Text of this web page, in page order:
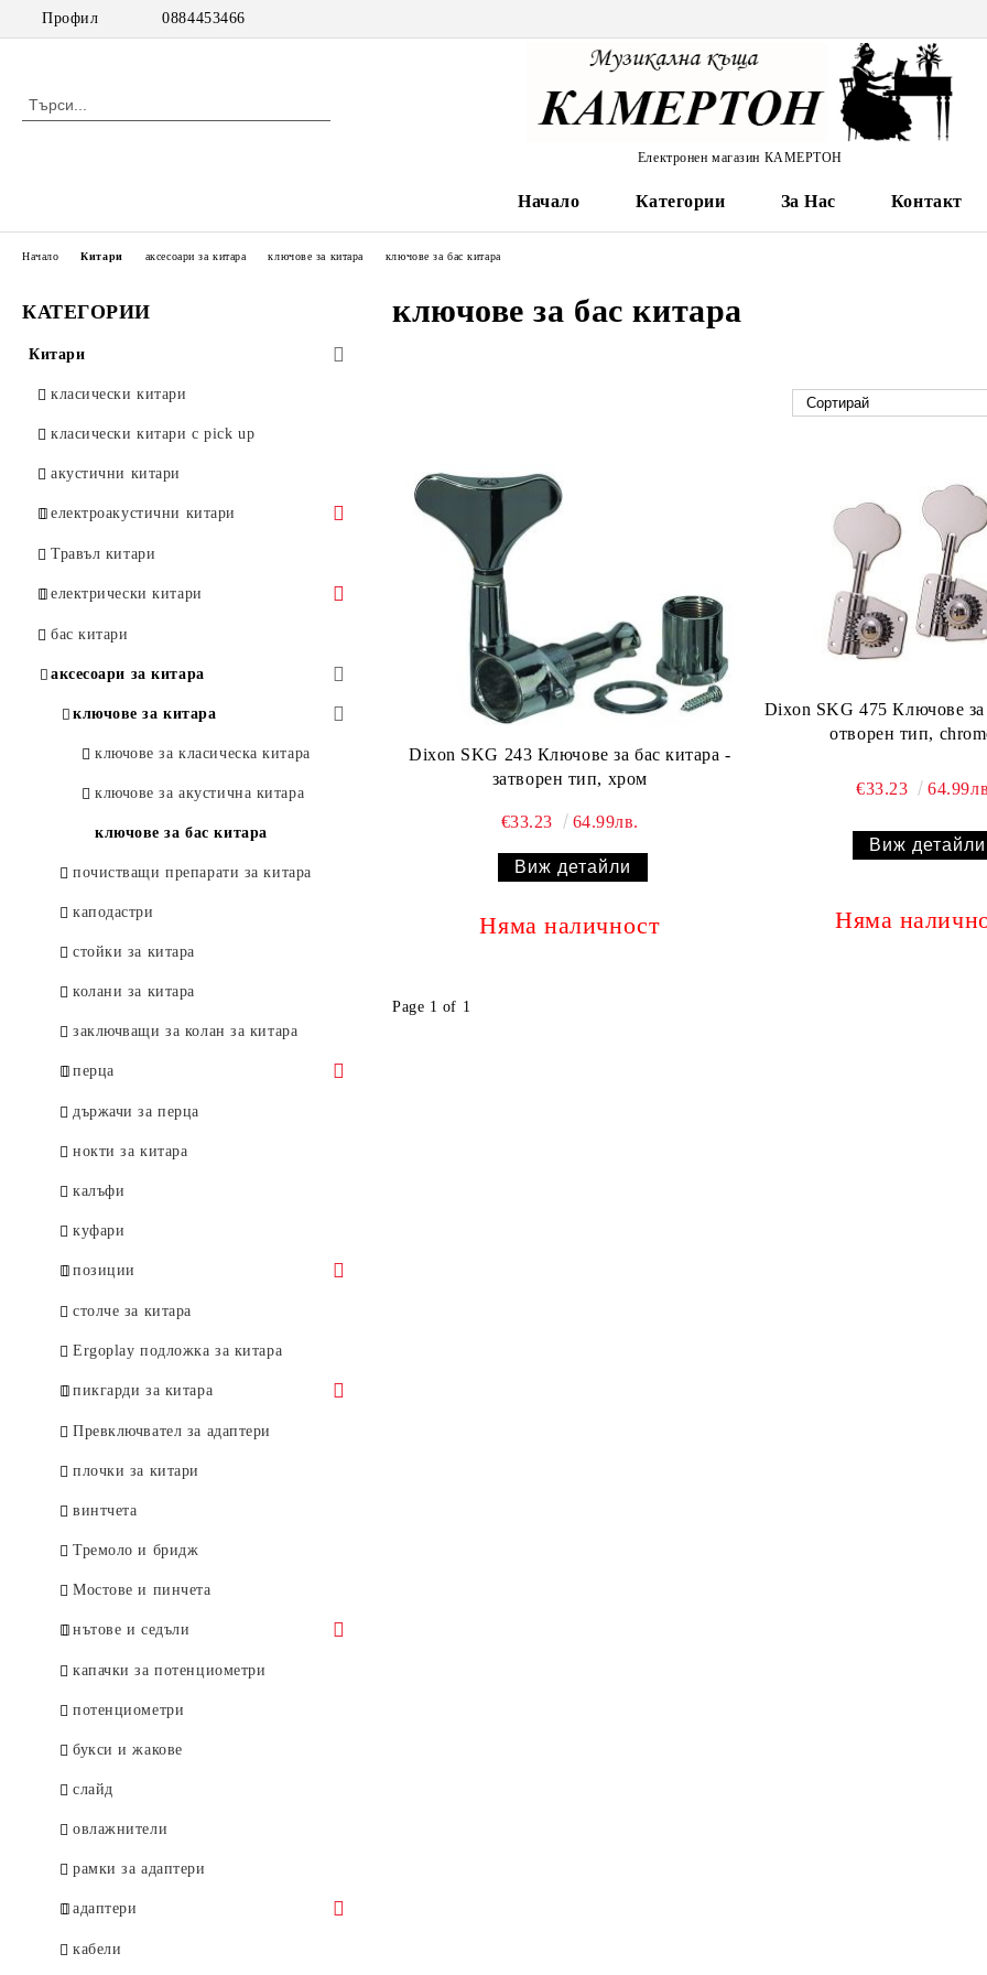
Профил 0884453466
Електронен магазин КАМЕРТОН
Начало Категории За Нас Контакт
КАТЕГОРИИ
Китари
класически китари
класически китари с pick up
акустични китари
електроакустични китари
Kirkland
Tanglewood
Camerton
Травъл китари
електрически китари
Flight
JET
бас китари
аксесоари за китара
ключове за китара
ключове за класическа китара
ключове за акустична китара
ключове за бас китара
почистващи препарати за китара
каподастри
стойки за китара
колани за китара
заключващи за колан за китара
перца
Catfish
Nylon
Texacs
Pearloid
"B" & "S"
351
73/74
Dunlop
Nylon
Tortex standard
Ultex
Gator Grip
Delrin 500
Gels
Jazz
Jazztone
Stubby
Max Grip
Tortex Flex
Primetone
Flow
Pearloid
Tortex wedge
Fender
346
358
351
F-Grip
Timber Tones
Bone Tones
други
Перце палец
комплект перца
перца мандолина
държачи за перца
нокти за китара
калъфи
куфари
позиции
позиции нарязaни
лютиерски инструменти
столче за китара
Ergoplay подложка за китара
пикгарди за китара
за електрическа китара
за бас китара
за акустична китара
за фламенко китара
Превключвател за адаптери
плочки за китари
винтчета
Тремоло и бридж
Мостове и пинчета
нътове и седъли
Graph Тech
Allparts
Fender
капачки за потенциометри
потенциометри
букси и жакове
слайд
овлажнители
рамки за адаптери
адаптери
Tesla
кабели
Начало Китари аксесоари за китара ключове за китара ключове за бас китара
ключове за бас китара
Dixon SKG 243 Ключове за бас китара -
затворен тип, хром
€33.23 64.99лв.
Виж детайли
Няма наличност
Dixon SKG 475 Ключове за
отворен тип,
€33.23
Виж детайли
Няма
Page 1 of 1